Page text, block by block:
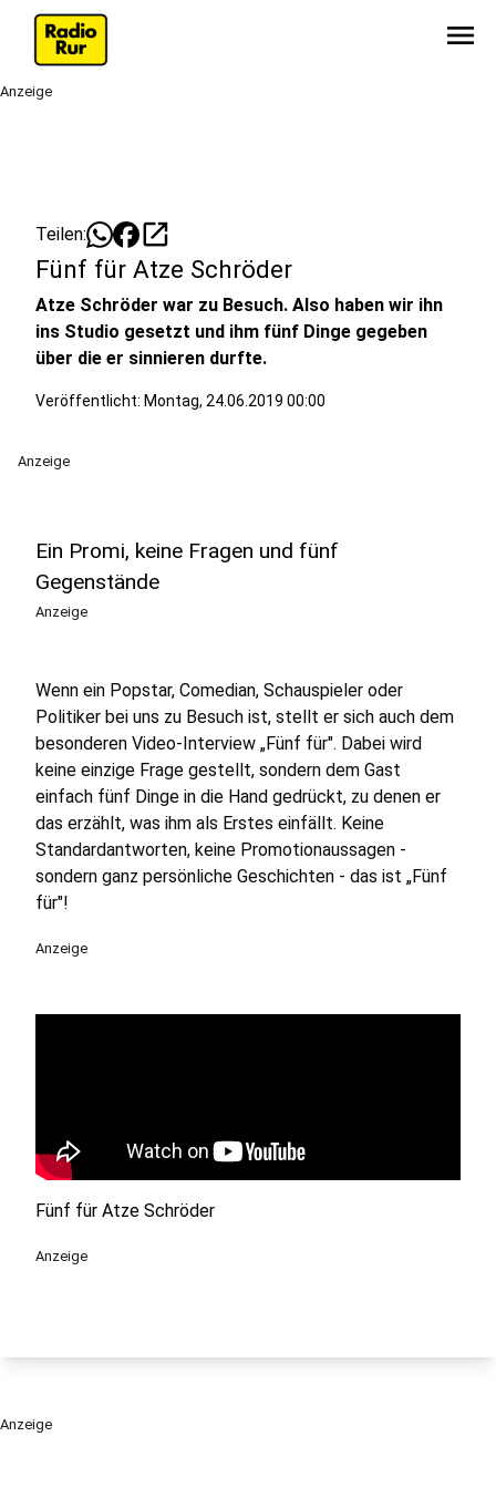
menu
Anzeige
Teilen: open_in_new
Fünf für Atze Schröder
Atze Schröder war zu Besuch. Also haben wir ihn
ins Studio gesetzt und ihm fünf Dinge gegeben
über die er sinnieren durfte.
Veröffentlicht: Montag, 24.06.2019 00:00
Anzeige
Ein Promi, keine Fragen und fünf
Gegenstände
Anzeige
Wenn ein Popstar, Comedian, Schauspieler oder
Politiker bei uns zu Besuch ist, stellt er sich auch dem
besonderen Video-Interview „Fünf für". Dabei wird
keine einzige Frage gestellt, sondern dem Gast
einfach fünf Dinge in die Hand gedrückt, zu denen er
das erzählt, was ihm als Erstes einfällt. Keine
Standardantworten, keine Promotionaussagen -
sondern ganz persönliche Geschichten - das ist „Fünf
für"!
Anzeige
Fünf für Atze Schröder
Anzeige
Anzeige